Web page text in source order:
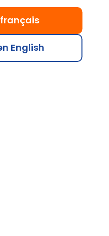
français
English